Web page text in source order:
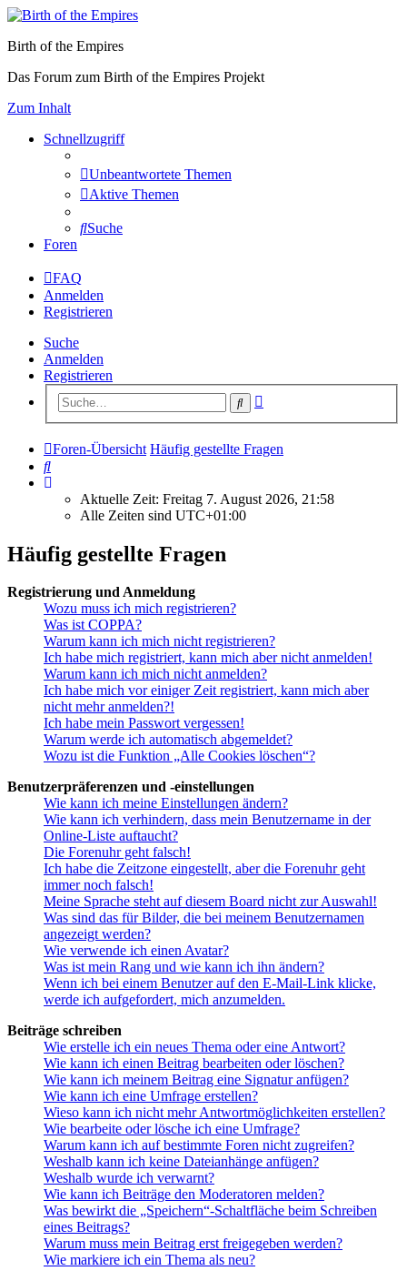
Birth of the Empires
Das Forum zum Birth of the Empires Projekt
Zum Inhalt
Schnellzugriff
Unbeantwortete Themen
Aktive Themen
Suche
Foren
FAQ
Anmelden
Registrieren
Suche
Anmelden
Registrieren
Suche
Foren-Übersicht Häufig gestellte Fragen
Suche
Aktuelle Zeit: Freitag 7. August 2026, 21:58
Alle Zeiten sind UTC+01:00
Häufig gestellte Fragen
Registrierung und Anmeldung
Wozu muss ich mich registrieren?
Was ist COPPA?
Warum kann ich mich nicht registrieren?
Ich habe mich registriert, kann mich aber nicht anmelden!
Warum kann ich mich nicht anmelden?
Ich habe mich vor einiger Zeit registriert, kann mich aber
nicht mehr anmelden?!
Ich habe mein Passwort vergessen!
Warum werde ich automatisch abgemeldet?
Wozu ist die Funktion „Alle Cookies löschen“?
Benutzerpräferenzen und -einstellungen
Wie kann ich meine Einstellungen ändern?
Wie kann ich verhindern, dass mein Benutzername in der
Online-Liste auftaucht?
Die Forenuhr geht falsch!
Ich habe die Zeitzone eingestellt, aber die Forenuhr geht
immer noch falsch!
Meine Sprache steht auf diesem Board nicht zur Auswahl!
Was sind das für Bilder, die bei meinem Benutzernamen
angezeigt werden?
Wie verwende ich einen Avatar?
Was ist mein Rang und wie kann ich ihn ändern?
Wenn ich bei einem Benutzer auf den E-Mail-Link klicke,
werde ich aufgefordert, mich anzumelden.
Beiträge schreiben
Wie erstelle ich ein neues Thema oder eine Antwort?
Wie kann ich einen Beitrag bearbeiten oder löschen?
Wie kann ich meinem Beitrag eine Signatur anfügen?
Wie kann ich eine Umfrage erstellen?
Wieso kann ich nicht mehr Antwortmöglichkeiten erstellen?
Wie bearbeite oder lösche ich eine Umfrage?
Warum kann ich auf bestimmte Foren nicht zugreifen?
Weshalb kann ich keine Dateianhänge anfügen?
Weshalb wurde ich verwarnt?
Wie kann ich Beiträge den Moderatoren melden?
Was bewirkt die „Speichern“-Schaltfläche beim Schreiben
eines Beitrags?
Warum muss mein Beitrag erst freigegeben werden?
Wie markiere ich ein Thema als neu?